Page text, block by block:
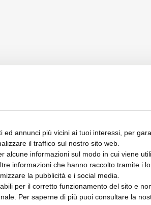
ed annunci più vicini ai tuoi interessi, per
il traffico sul nostro sito web.
alcune informazioni sul modo in cui viene
informazioni che hanno raccolto tramite i
la pubblicità e i social media.
per il corretto funzionamento del sito e
Per saperne di più puoi consultare la